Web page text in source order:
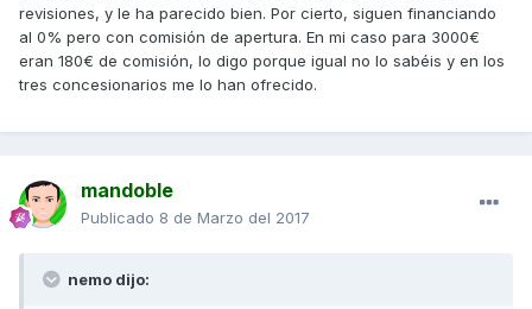
revisiones, y le ha parecido bien. Por cierto, siguen financiando
al 0% pero con comisión de apertura. En mi caso para 3000€
eran 180€ de comisión, lo digo porque igual no lo sabéis y en los
tres concesionarios me lo han ofrecido.
mandoble
Publicado 8 de Marzo del 2017
nemo dijo: